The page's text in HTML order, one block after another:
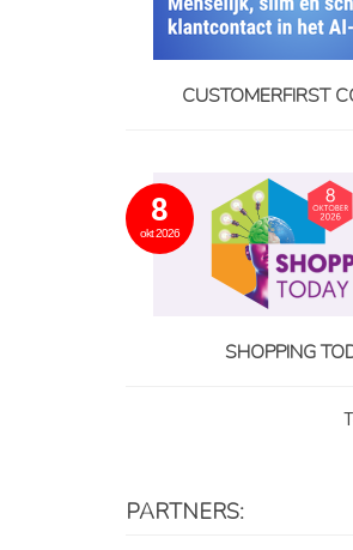
CUSTOMERFIRST
8
okt 2026
SHOPPING
PARTNERS: